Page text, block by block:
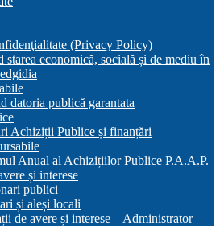
(Privacy Policy)
starea economică, socială și de mediu în
datoria publică garantata
Achiziții Publice și finanțări
Anual al Achizițiilor Publice P.A.A.P.
și interese
publici
și aleși locali
de avere și interese – Administrator